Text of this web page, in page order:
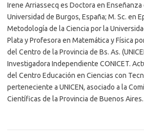
Irene Arriassecq es Doctora en Enseñanza
Universidad de Burgos, España; M. Sc. en
Metodología de la Ciencia por la
Plata y Profesora en Matemática y Física
del Centro de la Provincia de Bs. As.
Investigadora Independiente CONICET.
del Centro Educación en Ciencias con
perteneciente a UNICEN, asociado a la
Científicas de la Provincia de Buenos Aires.